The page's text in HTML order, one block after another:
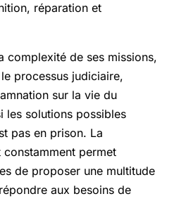
réparation et
complexité de ses missions,
processus judiciaire,
sur la vie du
les solutions possibles
pas en prison. La
permet
de proposer une multitude
aux besoins de